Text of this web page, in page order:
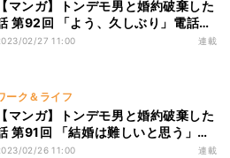
【マンガ】トンデモ男と婚約破棄した
第92回 「よう、久しぶり」電話で
れ話をして以来、初めて2人は顔を
02/27 11:00 連載
ーク＆ライフ
【マンガ】トンデモ男と婚約破棄した
第91回 「結婚は難しいと思う」婚
破棄を伝えられたノブの意外な反応
02/26 11:00 連載